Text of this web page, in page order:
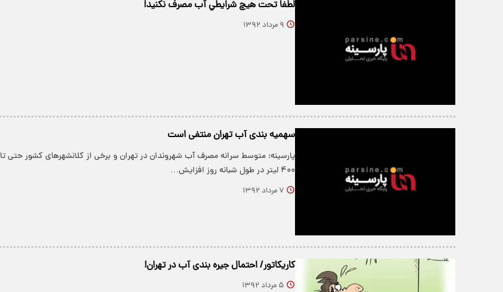
لطفا تحت هيچ شرايطي آب مصرف نكنيد!
۹ مرداد ۱۳۹۲
سهمیه بندی آب تهران منتفی است
پارسینه: متوسط سرانه مصرف آب شهروندان در تهران و برخی از کلانشهرهای کشور حتی تا
۴۰۰ لیتر در طول شبانه روز افزایش…
۷ مرداد ۱۳۹۲
کاریکاتور/ احتمال جیره بندی آب در تهران!
۵ مرداد ۱۳۹۲